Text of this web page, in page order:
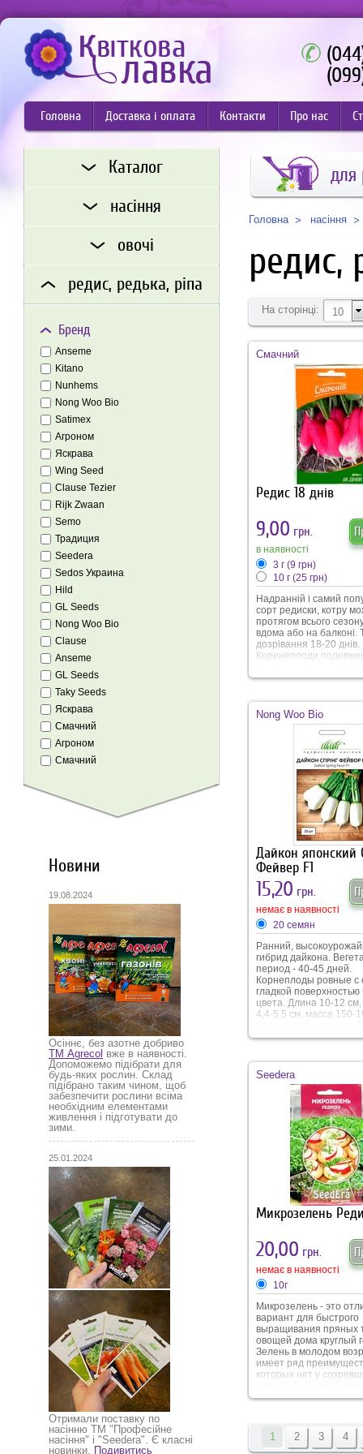
Головна Доставка і оплата Контакти Про нас
Каталог
насіння
овочі
редис, редька, ріпа
Бренд
Anseme
Kitano
Nunhems
Nong Woo Bio
Satimex
Агроном
Яскрава
Wing Seed
Clause Tezier
Rijk Zwaan
Semo
Традиция
Seedera
Sedos Украина
Hild
GL Seeds
Nong Woo Bio
Clause
Anseme
GL Seeds
Taky Seeds
Яскрава
Смачний
Агроном
Смачний
Новини
19.08.2024
Осіннє, без азотне добриво
ТМ Agrecol вже в наявності.
Допоможемо підібрати для
будь-яких рослин. Склад
підібрано таким чином, щоб
забезпечити рослини всіма
необхідним елементами
живлення і підготувати до
зими.
25.01.2024
Отримали поставку по
насінню ТМ "Професійне
насіння" і "Seedera". Є класні
новинки. Подивитись
для
Головна насіння
редис,
На сторінці: 10
Смачний
Редис 18 днів
9,00 грн.
в наявності
3 г (9 грн)
10 г (25 грн)
Надранній і самий
сорт редиски, котру
протягом всього
вдома або на балконі.
дозрівання 18-20 днів.
Коренеплоди
Мʼякоть білосніжна,
смак. Сорт стійкий до
стрілкування.
Nong Woo Bio
Дайкон японский
Фейвер F1
15,20 грн.
немає в наявності
20 семян
Ранний,
гибрид дайкона.
период - 40-45 дней.
Корнеплоды ровные с
гладкой поверхностью
цвета. Длина 10-12
4,4-5,5 см, масса 150-
вкусовыми
хрустящая, без
привкуса.
употребления в
кратковременного
Подходит для
в открытом грунте так
теплице.
Seedera
Микрозелень
20,00 грн.
немає в наявності
10г
Микрозелень - это
вариант для быстрого
выращивания пряных
овощей дома круглый
Зелень в молодом
имеет ряд
которых нет у
40 раз больше
защищает организм от
накопления вредных
1 2 3 4